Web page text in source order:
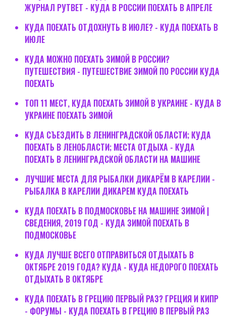
ЖУРНАЛ РУТВЕТ - КУДА В РОССИИ ПОЕХАТЬ В АПРЕЛЕ
КУДА ПОЕХАТЬ ОТДОХНУТЬ В ИЮЛЕ? - КУДА ПОЕХАТЬ В
ИЮЛЕ
КУДА МОЖНО ПОЕХАТЬ ЗИМОЙ В РОССИИ?
ПУТЕШЕСТВИЯ - ПУТЕШЕСТВИЕ ЗИМОЙ ПО РОССИИ КУДА
ПОЕХАТЬ
ТОП 11 МЕСТ, КУДА ПОЕХАТЬ ЗИМОЙ В УКРАИНЕ - КУДА В
УКРАИНЕ ПОЕХАТЬ ЗИМОЙ
КУДА СЪЕЗДИТЬ В ЛЕНИНГРАДСКОЙ ОБЛАСТИ; КУДА
ПОЕХАТЬ В ЛЕНОБЛАСТИ; МЕСТА ОТДЫХА - КУДА
ПОЕХАТЬ В ЛЕНИНГРАДСКОЙ ОБЛАСТИ НА МАШИНЕ
ЛУЧШИЕ МЕСТА ДЛЯ РЫБАЛКИ ДИКАРЁМ В КАРЕЛИИ -
РЫБАЛКА В КАРЕЛИИ ДИКАРЕМ КУДА ПОЕХАТЬ
КУДА ПОЕХАТЬ В ПОДМОСКОВЬЕ НА МАШИНЕ ЗИМОЙ |
СВЕДЕНИЯ, 2019 ГОД - КУДА ЗИМОЙ ПОЕХАТЬ В
ПОДМОСКОВЬЕ
КУДА ЛУЧШЕ ВСЕГО ОТПРАВИТЬСЯ ОТДЫХАТЬ В
ОКТЯБРЕ 2019 ГОДА? КУДА - КУДА НЕДОРОГО ПОЕХАТЬ
ОТДЫХАТЬ В ОКТЯБРЕ
КУДА ПОЕХАТЬ В ГРЕЦИЮ ПЕРВЫЙ РАЗ? ГРЕЦИЯ И КИПР
- ФОРУМЫ - КУДА ПОЕХАТЬ В ГРЕЦИЮ В ПЕРВЫЙ РАЗ